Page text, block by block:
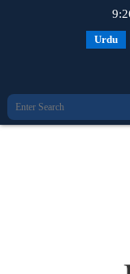
Urdu